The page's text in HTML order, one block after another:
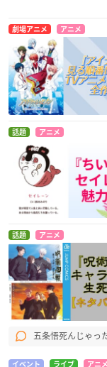
劇場アニメ アニメ
話題 アニメ
話題 アニメ
五条悟死んじゃっ
イベント ライブ アニメ